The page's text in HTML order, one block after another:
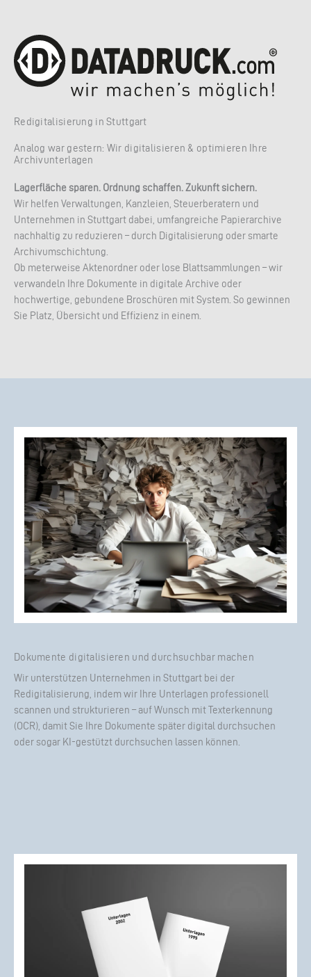
Redigitalisierung in Stuttgart
Analog war gestern: Wir digitalisieren & optimieren Ihre
Archivunterlagen
Lagerfläche sparen. Ordnung schaffen. Zukunft sichern.
Wir helfen Verwaltungen, Kanzleien, Steuerberatern und
Unternehmen in Stuttgart dabei, umfangreiche Papierarchive
nachhaltig zu reduzieren – durch Digitalisierung oder smarte
Archivumschichtung.
Ob meterweise Aktenordner oder lose Blattsammlungen – wir
verwandeln Ihre Dokumente in digitale Archive oder
hochwertige, gebundene Broschüren mit System. So gewinnen
Sie Platz, Übersicht und Effizienz in einem.
Dokumente digitalisieren und durchsuchbar machen
Wir unterstützen Unternehmen in Stuttgart bei der
Redigitalisierung, indem wir Ihre Unterlagen professionell
scannen und strukturieren – auf Wunsch mit Texterkennung
(OCR), damit Sie Ihre Dokumente später digital durchsuchen
oder sogar KI-gestützt durchsuchen lassen können.